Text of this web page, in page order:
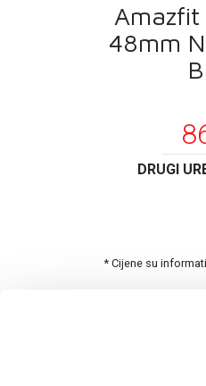
Amazfit
48mm
DRUGI
* Cijene su